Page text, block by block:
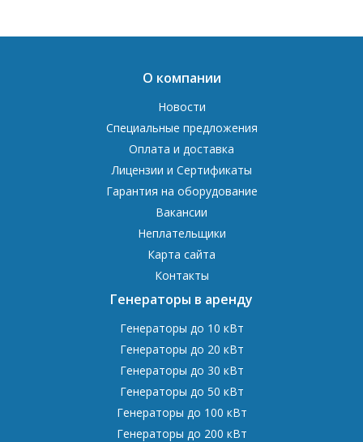
О компании
Новости
Специальные предложения
Оплата и доставка
Лицензии и Сертификаты
Гарантия на оборудование
Вакансии
Неплательщики
Карта сайта
Контакты
Генераторы в аренду
Генераторы до 10 кВт
Генераторы до 20 кВт
Генераторы до 30 кВт
Генераторы до 50 кВт
Генераторы до 100 кВт
Генераторы до 200 кВт